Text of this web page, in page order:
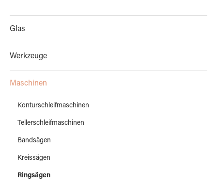
Glas
Werkzeuge
Maschinen
Konturschleifmaschinen
Tellerschleifmaschinen
Bandsägen
Kreissägen
Ringsägen